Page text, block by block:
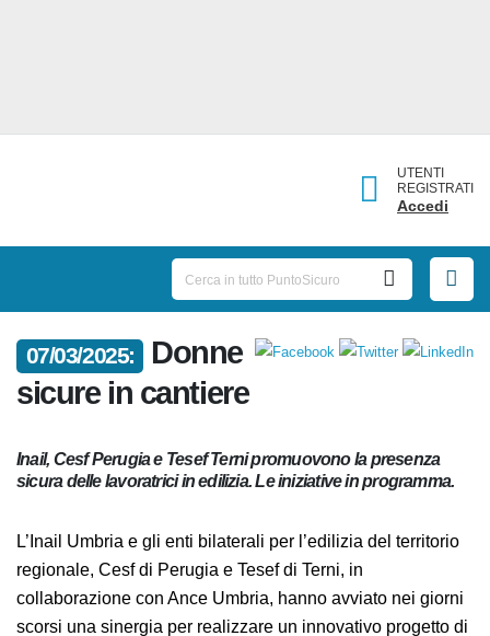
UTENTI
REGISTRATI
Accedi
07/03/2025:
Donne sicure in cantiere
Inail, Cesf Perugia e Tesef Terni promuovono la presenza
sicura delle lavoratrici in edilizia. Le iniziative in
L’Inail Umbria e gli enti bilaterali per l’edilizia del
territorio regionale, Cesf di Perugia e Tesef di Terni, in
collaborazione con Ance Umbria, hanno avviato nei